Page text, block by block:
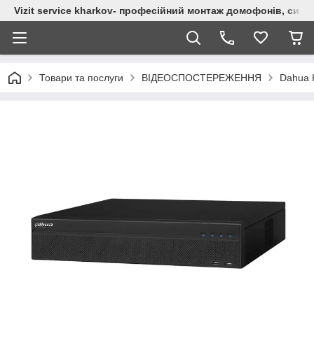
Vizit service kharkov- професійний монтаж домофонів,
Товари та послуги ВІДЕОСПОСТЕРЕЖЕННЯ Dahua